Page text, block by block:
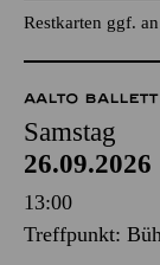
Restkarten ggf.
AALTO
Samstag
26.09.2026
13:00
Treffpunkt: